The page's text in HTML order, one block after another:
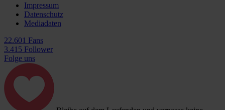
Impressum
Datenschutz
Mediadaten
22.601 Fans
3.415 Follower
Folge uns